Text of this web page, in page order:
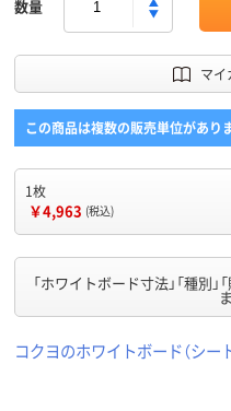
数量
マイ
この商品は複数の販売単位があり
1枚
￥4,963 (税込)
「ホワイトボード寸法」「種別」
コクヨのホワイトボード（シー